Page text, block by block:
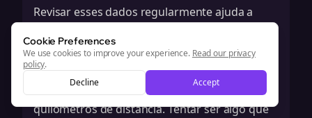
Revisar esses dados regularmente ajuda a
abordagem.
Falta de Autenticidade
As pessoas conseguem notar uma farsa a
quilômetros de distância. Tentar ser algo que
Cookie Preferences
We use cookies to improve your experience. Read our privacy
policy.
Decline
Accept